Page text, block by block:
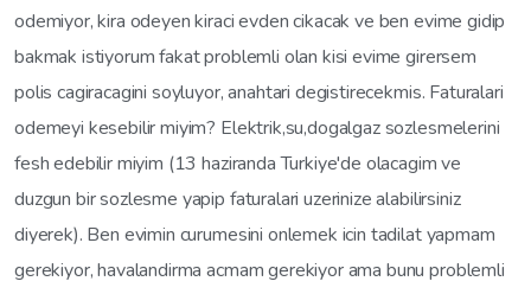
odemiyor, kira odeyen kiraci evden cikacak ve ben evime gidip
bakmak istiyorum fakat problemli olan kisi evime girersem
polis cagiracagini soyluyor, anahtari degistirecekmis. Faturalari
odemeyi kesebilir miyim? Elektrik,su,dogalgaz sozlesmelerini
fesh edebilir miyim (13 haziranda Turkiye'de olacagim ve
duzgun bir sozlesme yapip faturalari uzerinize alabilirsiniz
diyerek). Ben evimin curumesini onlemek icin tadilat yapmam
gerekiyor, havalandirma acmam gerekiyor ama bunu problemli